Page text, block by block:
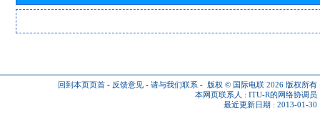
回到本页页首 - 反馈意见 - 请与我们联系 - 版权 © 国际电联 2026 版权所有
本网页联系人 : ITU-R的网络协调员
最近更新日期 : 2013-01-30